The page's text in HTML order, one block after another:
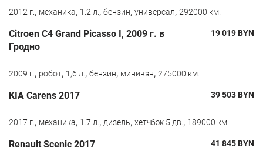
2012 г., механика, 1.2 л., бензин, универсал, 292000 км.
Citroen C4 Grand Picasso I, 2009 г. в
Гродно
19 019BYN
2009 г., робот, 1,6 л., бензин, минивэн, 275000 км.
KIA Carens 2017 39 503BYN
2017 г., механика, 1.7 л., дизель, хетчбэк 5 дв., 189000 км.
Renault Scenic 2017 41 845BYN